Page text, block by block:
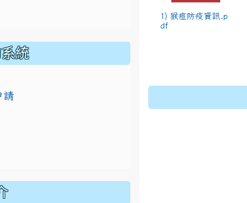
1) 猴痘防疫資訊.p
df
統
請